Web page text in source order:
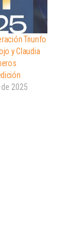
Triunfo
y Claudia
2025